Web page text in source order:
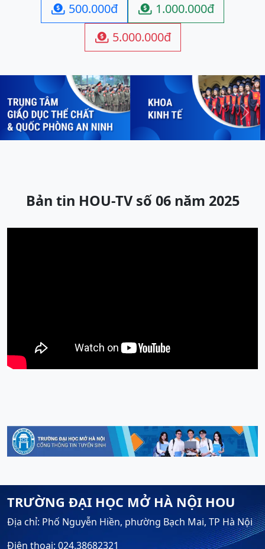
 500.000đ  1.000.000đ
 5.000.000đ
Previous Next
Bản tin HOU-TV số 06 năm 2025
TRƯỜNG ĐẠI HỌC MỞ HÀ NỘI HOU
Địa chỉ: Phố Nguyễn Hiền, phường Bạch Mai, TP Hà Nội
Điện thoại: 024.38682321